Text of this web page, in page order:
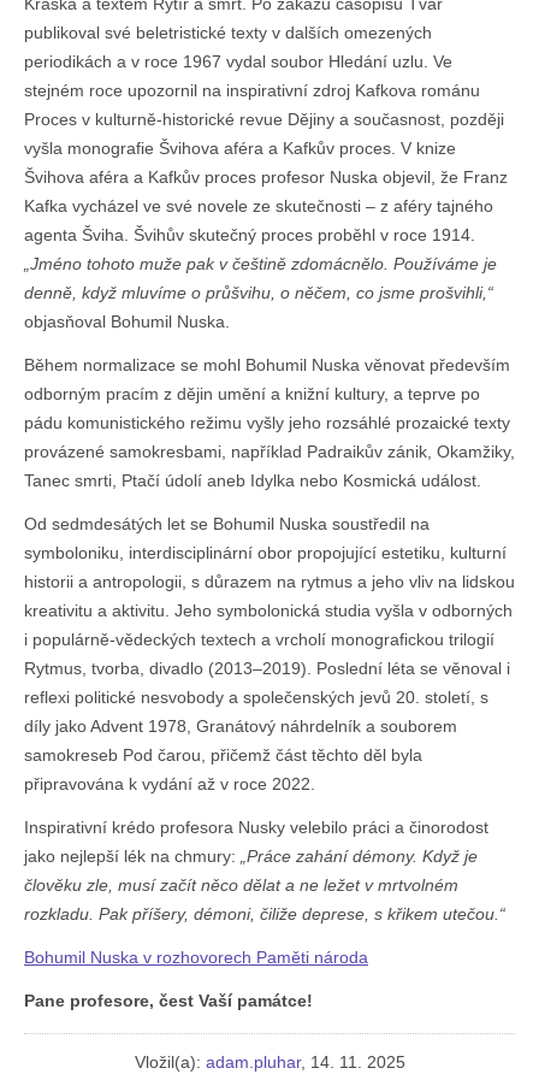
Kráska a textem Rytíř a smrt. Po zákazu časopisu Tvář
publikoval své beletristické texty v dalších omezených
periodikách a v roce 1967 vydal soubor Hledání uzlu. Ve
stejném roce upozornil na inspirativní zdroj Kafkova románu
Proces v kulturně-historické revue Dějiny a současnost, později
vyšla monografie Švihova aféra a Kafkův proces. V knize
Švihova aféra a Kafkův proces profesor Nuska objevil, že Franz
Kafka vycházel ve své novele ze skutečnosti – z aféry tajného
agenta Šviha. Švihův skutečný proces proběhl v roce 1914.
„Jméno tohoto muže pak v češtině zdomácnělo. Používáme je
denně, když mluvíme o průšvihu, o něčem, co jsme prošvihli,“
objasňoval Bohumil Nuska.
Během normalizace se mohl Bohumil Nuska věnovat především
odborným pracím z dějin umění a knižní kultury, a teprve po
pádu komunistického režimu vyšly jeho rozsáhlé prozaické texty
provázené samokresbami, například Padraikův zánik, Okamžiky,
Tanec smrti, Ptačí údolí aneb Idylka nebo Kosmická událost.
Od sedmdesátých let se Bohumil Nuska soustředil na
symboloniku, interdisciplinární obor propojující estetiku, kulturní
historii a antropologii, s důrazem na rytmus a jeho vliv na lidskou
kreativitu a aktivitu. Jeho symbolonická studia vyšla v odborných
i populárně-vědeckých textech a vrcholí monografickou trilogií
Rytmus, tvorba, divadlo (2013–2019). Poslední léta se věnoval i
reflexi politické nesvobody a společenských jevů 20. století, s
díly jako Advent 1978, Granátový náhrdelník a souborem
samokreseb Pod čarou, přičemž část těchto děl byla
připravována k vydání až v roce 2022.
Inspirativní krédo profesora Nusky velebilo práci a činorodost
jako nejlepší lék na chmury: „Práce zahání démony. Když je
člověku zle, musí začít něco dělat a ne ležet v mrtvolném
rozkladu. Pak příšery, démoni, čiliže deprese, s křikem utečou.“
Bohumil Nuska v rozhovorech Paměti národa
Pane profesore, čest Vaší památce!
Vložil(a): adam.pluhar, 14. 11. 2025